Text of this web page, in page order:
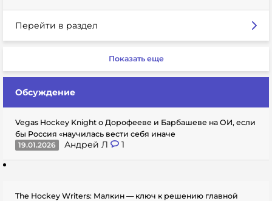
Перейти в раздел
Показать еще
Обсуждение
Vegas Hockey Knight о Дорофееве и Барбашеве на ОИ, если
бы Россия «научилась вести себя иначе
19.01.2026
Андрей Л 1
The Hockey Writers: Малкин — ключ к решению главной